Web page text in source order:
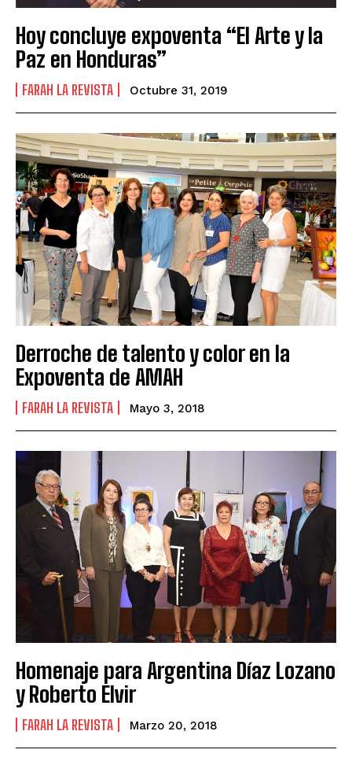
Hoy concluye expoventa “El Arte y la
Paz en Honduras”
FARAH LA REVISTA Octubre 31, 2019
Derroche de talento y color en la
Expoventa de AMAH
FARAH LA REVISTA Mayo 3, 2018
Homenaje para Argentina Díaz Lozano
y Roberto Elvir
FARAH LA REVISTA Marzo 20, 2018